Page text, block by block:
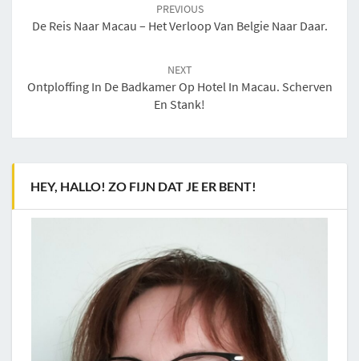
PREVIOUS
De Reis Naar Macau – Het Verloop Van Belgie Naar Daar.
NEXT
Ontploffing In De Badkamer Op Hotel In Macau. Scherven
En Stank!
HEY, HALLO! ZO FIJN DAT JE ER BENT!